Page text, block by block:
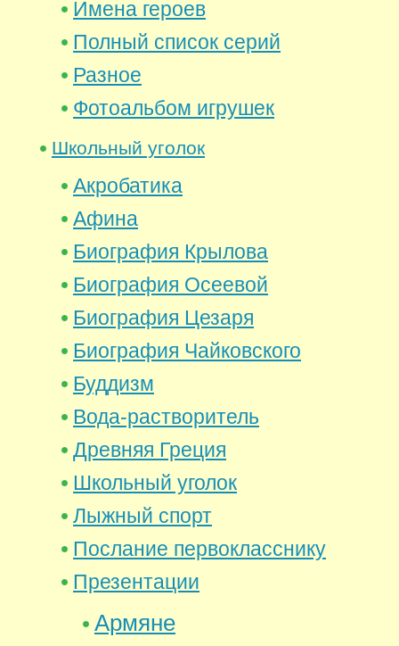
Имена героев
Полный список серий
Разное
Фотоальбом игрушек
Школьный уголок
Акробатика
Афина
Биография Крылова
Биография Осеевой
Биография Цезаря
Биография Чайковского
Буддизм
Вода-растворитель
Древняя Греция
Школьный уголок
Лыжный спорт
Послание первокласснику
Презентации
Армяне